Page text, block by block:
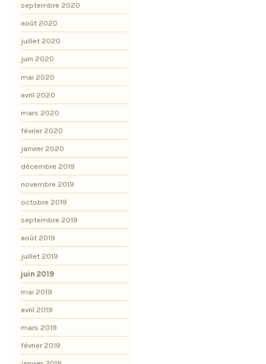
septembre 2020
août 2020
juillet 2020
juin 2020
mai 2020
avril 2020
mars 2020
février 2020
janvier 2020
décembre 2019
novembre 2019
octobre 2019
septembre 2019
août 2019
juillet 2019
juin 2019
mai 2019
avril 2019
mars 2019
février 2019